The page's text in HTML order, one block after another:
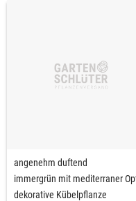
angenehm duftend
immergrün mit mediterraner
dekorative Kübelpflanze